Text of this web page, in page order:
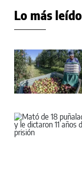
Lo más leído